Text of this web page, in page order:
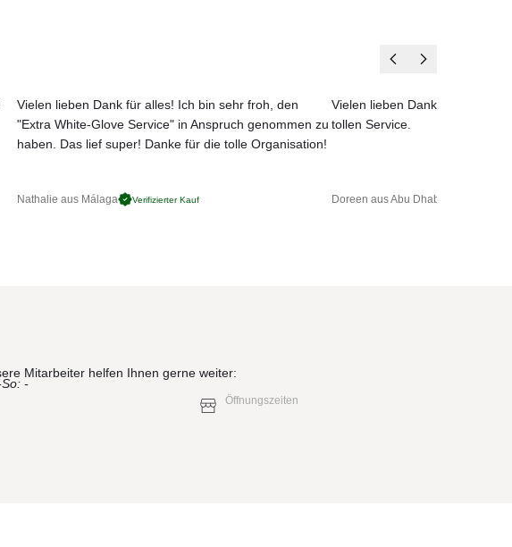
Vielen lieben Dank für alles! Ich bin sehr froh, den
"Extra White-Glove Service" in Anspruch genommen zu
haben. Das lief super! Danke für die tolle Organisation!
Nathalie aus Málaga Verifizierter Kauf
Vielen lieben Dank für das
tollen Service.
Doreen aus Abu Dhabi
Mitarbeiter helfen Ihnen gerne weiter:
-
Öffnungszeiten